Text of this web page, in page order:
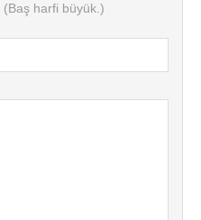
(Baş harfi büyük.)